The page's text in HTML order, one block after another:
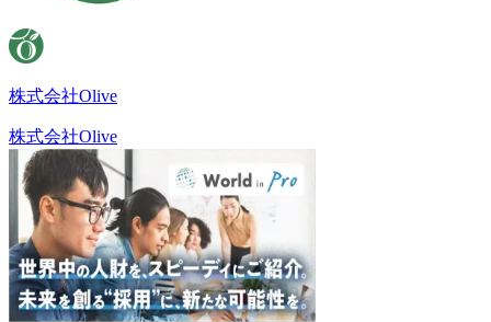
株式会社Olive
株式会社Olive